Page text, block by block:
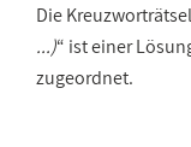
Die
...)“ ist einer
zugeordnet.